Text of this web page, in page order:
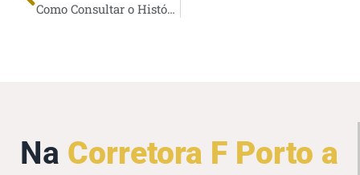
Como Consultar o Histórico de um Carro Usado Antes de Comprá-lo
Na Corretora F Porto a